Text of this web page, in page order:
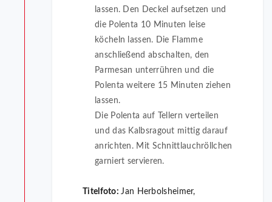
lassen. Den Deckel aufsetzen und
die Polenta 10 Minuten leise
köcheln lassen. Die Flamme
anschließend abschalten, den
Parmesan unterrühren und die
Polenta weitere 15 Minuten ziehen
lassen.
Die Polenta auf Tellern verteilen
und das Kalbsragout mittig darauf
anrichten. Mit Schnittlauchröllchen
garniert servieren.
Titelfoto:Jan Herbolsheimer,